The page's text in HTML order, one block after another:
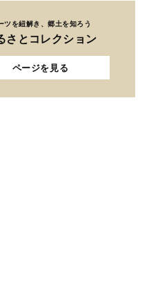
ツを紐解き、郷土を知ろう
さとコレクション
ページを見る